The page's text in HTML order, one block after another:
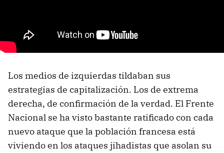
Los medios de izquierdas tildaban sus
estrategias de capitalización. Los de extrema
derecha, de confirmación de la verdad. El Frente
Nacional se ha visto bastante ratificado con cada
nuevo ataque que la población francesa está
viviendo en los ataques jihadistas que asolan su